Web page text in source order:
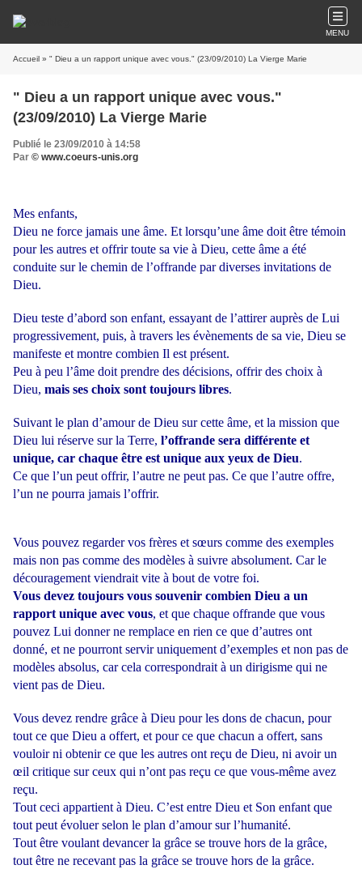
MENU
Accueil » " Dieu a un rapport unique avec vous." (23/09/2010) La Vierge Marie
" Dieu a un rapport unique avec vous."
(23/09/2010) La Vierge Marie
Publié le 23/09/2010 à 14:58
Par © www.coeurs-unis.org
Mes enfants,
Dieu ne force jamais une âme. Et lorsqu’une âme doit être témoin
pour les autres et offrir toute sa vie à Dieu, cette âme a été
conduite sur le chemin de l’offrande par diverses invitations de
Dieu.
Dieu teste d’abord son enfant, essayant de l’attirer auprès de Lui
progressivement, puis, à travers les évènements de sa vie, Dieu se
manifeste et montre combien Il est présent.
Peu à peu l’âme doit prendre des décisions, offrir des choix à
Dieu, mais ses choix sont toujours libres.
Suivant le plan d’amour de Dieu sur cette âme, et la mission que
Dieu lui réserve sur la Terre, l’offrande sera différente et
unique, car chaque être est unique aux yeux de Dieu.
Ce que l’un peut offrir, l’autre ne peut pas. Ce que l’autre offre,
l’un ne pourra jamais l’offrir.
Vous pouvez regarder vos frères et sœurs comme des exemples
mais non pas comme des modèles à suivre absolument. Car le
découragement viendrait vite à bout de votre foi.
Vous devez toujours vous souvenir combien Dieu a un
rapport unique avec vous, et que chaque offrande que vous
pouvez Lui donner ne remplace en rien ce que d’autres ont
donné, et ne pourront servir uniquement d’exemples et non pas de
modèles absolus, car cela correspondrait à un dirigisme qui ne
vient pas de Dieu.
Vous devez rendre grâce à Dieu pour les dons de chacun, pour
tout ce que Dieu a offert, et pour ce que chacun a offert, sans
vouloir ni obtenir ce que les autres ont reçu de Dieu, ni avoir un
œil critique sur ceux qui n’ont pas reçu ce que vous-même avez
reçu.
Tout ceci appartient à Dieu. C’est entre Dieu et Son enfant que
tout peut évoluer selon le plan d’amour sur l’humanité.
Tout être voulant devancer la grâce se trouve hors de la grâce,
tout être ne recevant pas la grâce se trouve hors de la grâce.